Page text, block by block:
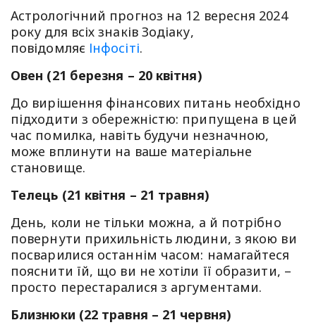
Астрологічний прогноз на 12 вересня 2024
року для всіх знаків Зодіаку,
повідомляє Інфосіті.
Овен (21 березня – 20 квітня)
До вирішення фінансових питань необхідно
підходити з обережністю: припущена в цей
час помилка, навіть будучи незначною,
може вплинути на ваше матеріальне
становище.
Телець (21 квітня – 21 травня)
День, коли не тільки можна, а й потрібно
повернути прихильність людини, з якою ви
посварилися останнім часом: намагайтеся
пояснити їй, що ви не хотіли її образити, –
просто перестаралися з аргументами.
Близнюки (22 травня – 21 червня)